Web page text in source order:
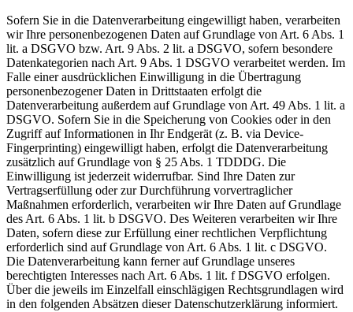
Sofern Sie in die Datenverarbeitung eingewilligt haben, verarbeiten
wir Ihre personenbezogenen Daten auf Grundlage von Art. 6 Abs. 1
lit. a DSGVO bzw. Art. 9 Abs. 2 lit. a DSGVO, sofern besondere
Datenkategorien nach Art. 9 Abs. 1 DSGVO verarbeitet werden. Im
Falle einer ausdrücklichen Einwilligung in die Übertragung
personenbezogener Daten in Drittstaaten erfolgt die
Datenverarbeitung außerdem auf Grundlage von Art. 49 Abs. 1 lit. a
DSGVO. Sofern Sie in die Speicherung von Cookies oder in den
Zugriff auf Informationen in Ihr Endgerät (z. B. via Device-
Fingerprinting) eingewilligt haben, erfolgt die Datenverarbeitung
zusätzlich auf Grundlage von § 25 Abs. 1 TDDDG. Die
Einwilligung ist jederzeit widerrufbar. Sind Ihre Daten zur
Vertragserfüllung oder zur Durchführung vorvertraglicher
Maßnahmen erforderlich, verarbeiten wir Ihre Daten auf Grundlage
des Art. 6 Abs. 1 lit. b DSGVO. Des Weiteren verarbeiten wir Ihre
Daten, sofern diese zur Erfüllung einer rechtlichen Verpflichtung
erforderlich sind auf Grundlage von Art. 6 Abs. 1 lit. c DSGVO.
Die Datenverarbeitung kann ferner auf Grundlage unseres
berechtigten Interesses nach Art. 6 Abs. 1 lit. f DSGVO erfolgen.
Über die jeweils im Einzelfall einschlägigen Rechtsgrundlagen wird
in den folgenden Absätzen dieser Datenschutzerklärung informiert.